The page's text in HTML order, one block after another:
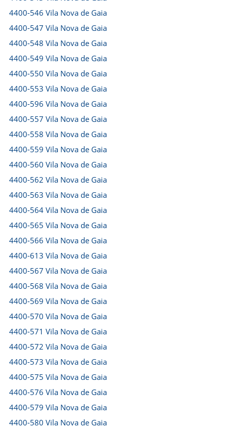
4400-546 Vila Nova de Gaia
4400-547 Vila Nova de Gaia
4400-548 Vila Nova de Gaia
4400-549 Vila Nova de Gaia
4400-550 Vila Nova de Gaia
4400-553 Vila Nova de Gaia
4400-596 Vila Nova de Gaia
4400-557 Vila Nova de Gaia
4400-558 Vila Nova de Gaia
4400-559 Vila Nova de Gaia
4400-560 Vila Nova de Gaia
4400-562 Vila Nova de Gaia
4400-563 Vila Nova de Gaia
4400-564 Vila Nova de Gaia
4400-565 Vila Nova de Gaia
4400-566 Vila Nova de Gaia
4400-613 Vila Nova de Gaia
4400-567 Vila Nova de Gaia
4400-568 Vila Nova de Gaia
4400-569 Vila Nova de Gaia
4400-570 Vila Nova de Gaia
4400-571 Vila Nova de Gaia
4400-572 Vila Nova de Gaia
4400-573 Vila Nova de Gaia
4400-575 Vila Nova de Gaia
4400-576 Vila Nova de Gaia
4400-579 Vila Nova de Gaia
4400-580 Vila Nova de Gaia